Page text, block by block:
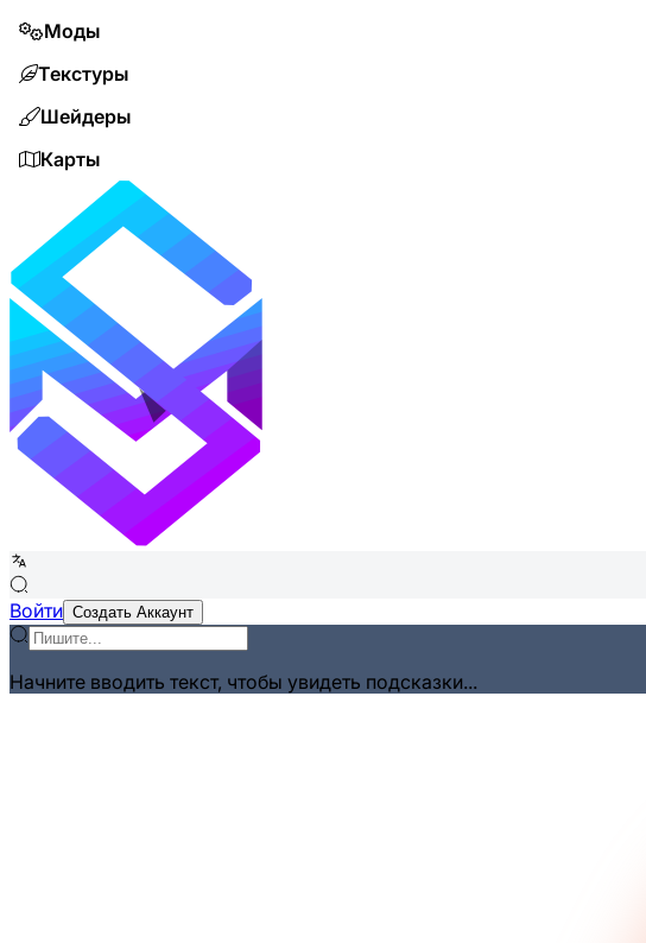
Моды
Текстуры
Шейдеры
Карты
Войти Создать Аккаунт
Начните вводить текст, чтобы увидеть подсказки...